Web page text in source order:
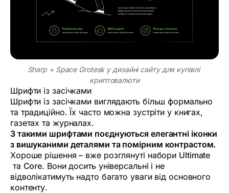
Sharp + Space Grotesk у дизайні сайту для купівлі
криптовалюти
Шрифти із засічками
Шрифти із засічками виглядають більш формально
та традиційно. Їх часто можна зустріти у книгах,
газетах та журналах.
З такими шрифтами поєднуються елегантні іконки
з вишуканими деталями та помірним контрастом.
Хороше рішення – вже розглянуті набори Ultimate
та Core. Вони досить універсальні і не
відволікатимуть надто багато уваги від основного
контенту.